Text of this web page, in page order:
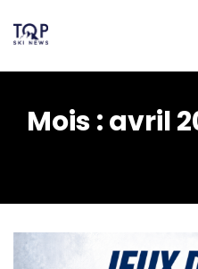
Mois :avril